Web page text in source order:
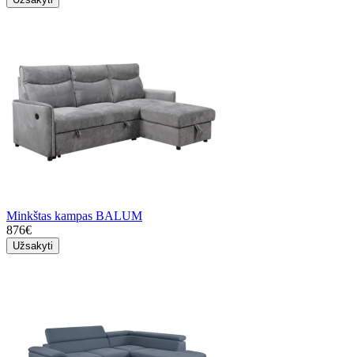
Minkštas kampas BALUM
876€
Užsakyti